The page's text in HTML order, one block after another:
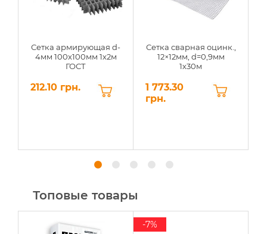
Сетка армирующая d-
4мм 100х100мм 1х2м
ГОСТ
212.10 грн.
Сетка сварная оцинк.,
12×12мм, d=0,9мм
1х30м
1 773.30
грн.
Топовые товары
-7%